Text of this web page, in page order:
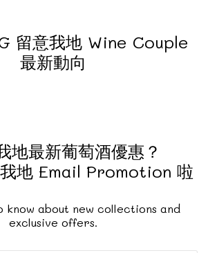
留意我地 Wine Couple
最新動向
地最新葡萄酒優惠？
地 Email Promotion 啦
about new collections and
exclusive offers.